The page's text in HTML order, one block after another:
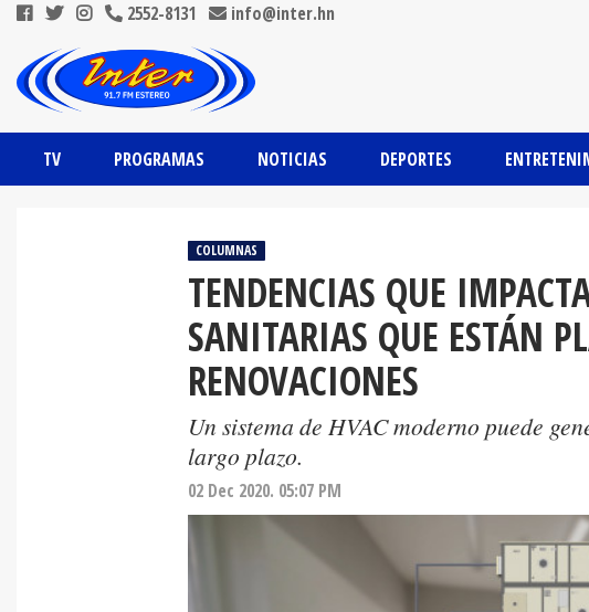
2552-8131 info@inter.hn
TV PROGRAMAS NOTICIAS DEPORTES
COLUMNAS
TENDENCIAS QUE
SANITARIAS QUE ESTÁN
RENOVACIONES
Un sistema de HVAC moderno puede
largo plazo.
02 Dec 2020. 05:07 PM